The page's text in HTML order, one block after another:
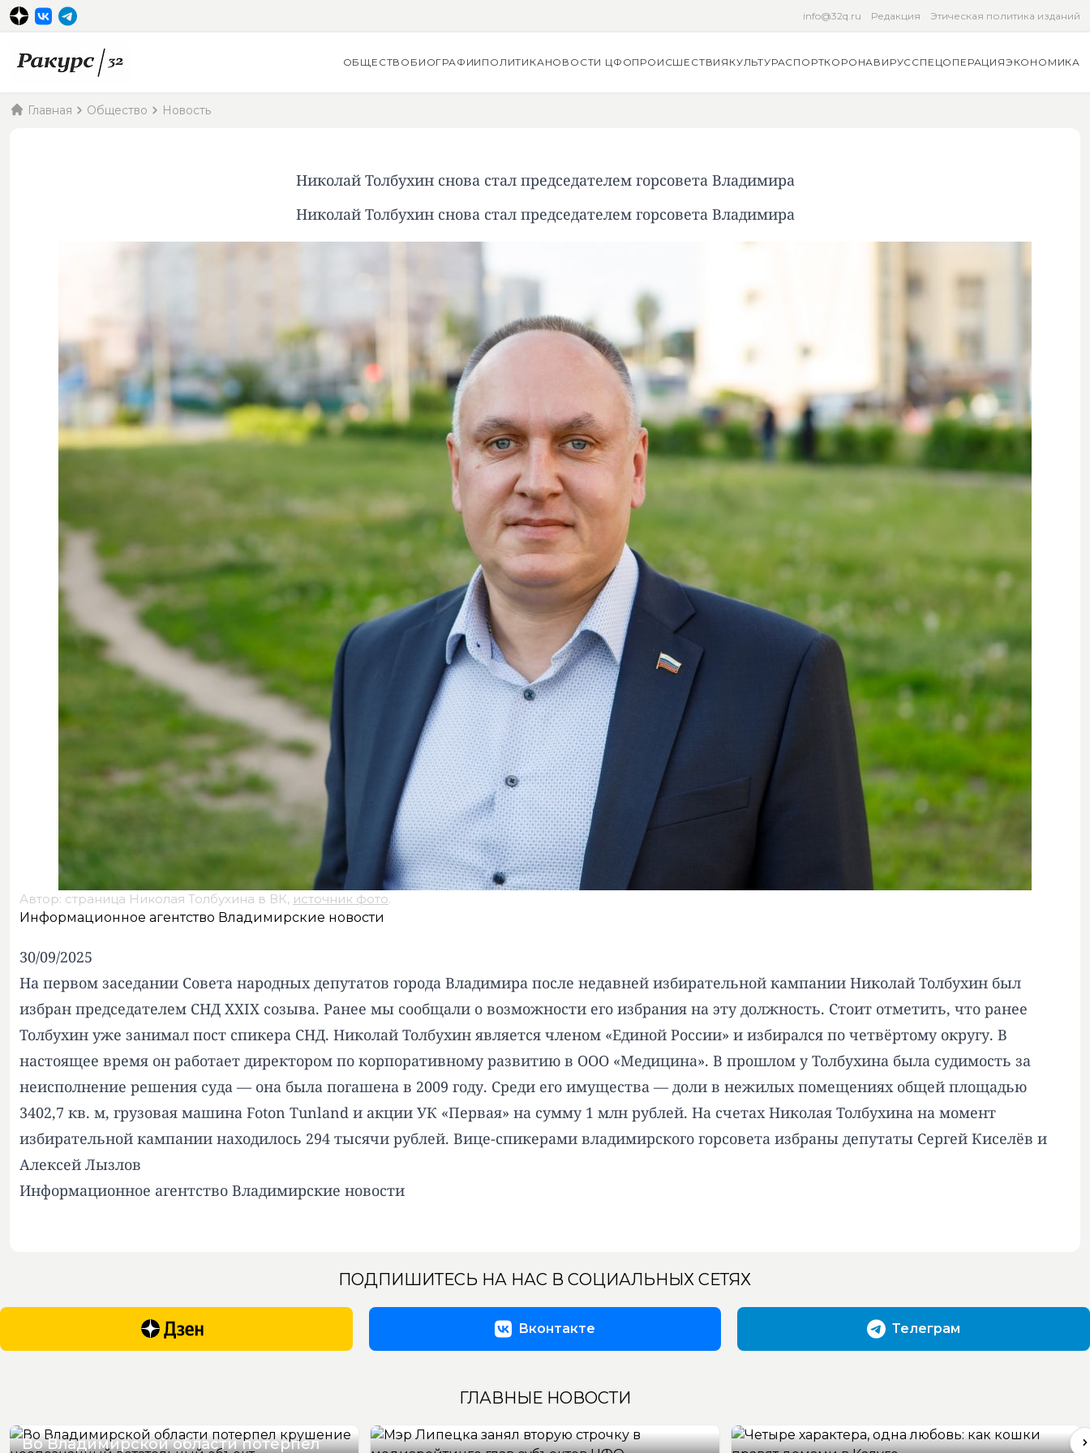
info@32q.ru Редакция Этическая политика изданий
ОБЩЕСТВО БИОГРАФИИ ПОЛИТИКАНОВОСТИ ЦФОПРОИСШЕСТВИЯ КУЛЬТУРАСПОРТКОРОНАВИРУССПЕЦОПЕРАЦИЯЭКОНОМИКА
Главная Общество Новость
Николай Толбухин снова стал председателем горсовета Владимира
Николай Толбухин снова стал председателем горсовета Владимира
Автор: страница Николая Толбухина в ВК, источник фото.
Информационное агентство Владимирские новости
30/09/2025
На первом заседании Совета народных депутатов города Владимира после недавней избирательной кампании Николай Толбухин был
избран председателем СНД XXIX созыва. Ранее мы сообщали о возможности его избрания на эту должность. Стоит отметить, что ранее
Толбухин уже занимал пост спикера СНД. Николай Толбухин является членом «Единой России» и избирался по четвёртому округу. В
настоящее время он работает директором по корпоративному развитию в ООО «Медицина». В прошлом у Толбухина была судимость за
неисполнение решения суда — она была погашена в 2009 году. Среди его имущества — доли в нежилых помещениях общей площадью
3402,7 кв. м, грузовая машина Foton Tunland и акции УК «Первая» на сумму 1 млн рублей. На счетах Николая Толбухина на момент
избирательной кампании находилось 294 тысячи рублей. Вице-спикерами владимирского горсовета избраны депутаты Сергей Киселёв и
Алексей Лызлов
Информационное агентство Владимирские новости
ПОДПИШИТЕСЬ НА НАС В СОЦИАЛЬНЫХ СЕТЯХ
Вконтакте Телеграм
ГЛАВНЫЕ НОВОСТИ
Во Владимирской области потерпел